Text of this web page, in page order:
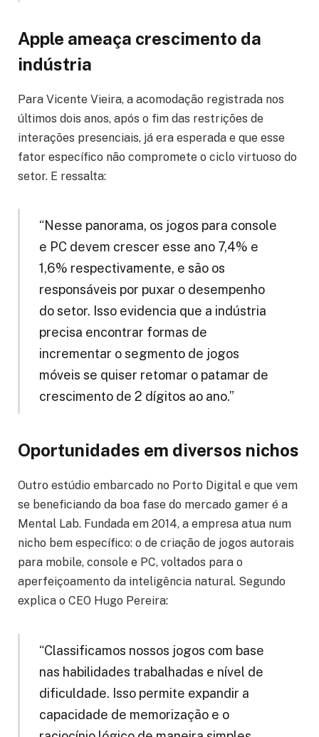
Apple ameaça crescimento da
indústria
Para Vicente Vieira, a acomodação registrada nos
últimos dois anos, após o fim das restrições de
interações presenciais, já era esperada e que esse
fator específico não compromete o ciclo virtuoso do
setor. E ressalta:
“Nesse panorama, os jogos para console
e PC devem crescer esse ano 7,4% e
1,6% respectivamente, e são os
responsáveis por puxar o desempenho
do setor. Isso evidencia que a indústria
precisa encontrar formas de
incrementar o segmento de jogos
móveis se quiser retomar o patamar de
crescimento de 2 dígitos ao ano.”
Oportunidades em diversos nichos
Outro estúdio embarcado no Porto Digital e que vem
se beneficiando da boa fase do mercado gamer é a
Mental Lab. Fundada em 2014, a empresa atua num
nicho bem específico: o de criação de jogos autorais
para mobile, console e PC, voltados para o
aperfeiçoamento da inteligência natural. Segundo
explica o CEO Hugo Pereira:
“Classificamos nossos jogos com base
nas habilidades trabalhadas e nível de
dificuldade. Isso permite expandir a
capacidade de memorização e o